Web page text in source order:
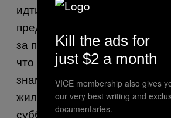
идти на телевидение. Даже
предлагали нам деньги — до
за программу — мы сказали
что не сделали это, чтобы
знаменитыми. Мы просто
жилье. Я не мог пойти на
субботу утром, а на
Kill the ads for
just $2 a month
VICE membership also gives
our very best writing and
documentaries.